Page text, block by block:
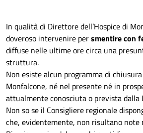
In qualità di Direttore dell’Hospice di
doveroso intervenire persmentire con
diffuse nelle ultime ore circa una
struttura.
Non esiste alcun programma di chiusura
Monfalcone, né nel presente né in
attualmente conosciuta o prevista dalla
Non so se il Consigliere regionale
che, evidentemente, non risultano note